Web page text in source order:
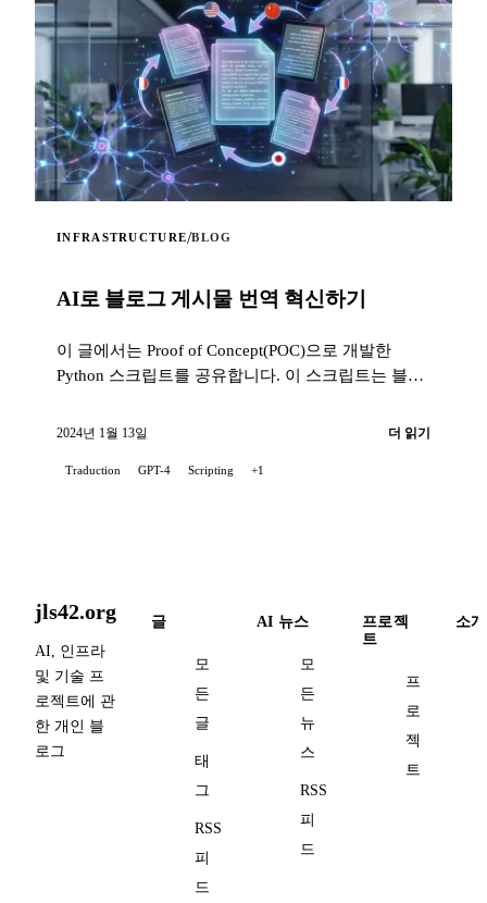
INFRASTRUCTURE/BLOG
AI로 블로그 게시물 번역 혁신하기
이 글에서는 Proof of Concept(POC)으로 개발한
Python 스크립트를 공유합니다. 이 스크립트는 블로
을 활용합니다...
2024년 1월 13일 더 읽기
Traduction GPT-4 Scripting +1
jls42.org
AI, 인프라
및 기술 프
로젝트에 관
한 개인 블
로그
글
모
든
글
태
그
RSS
피
드
AI 뉴스
모
든
뉴
스
RSS
피
드
프로젝
트
프
로
젝
트
소개